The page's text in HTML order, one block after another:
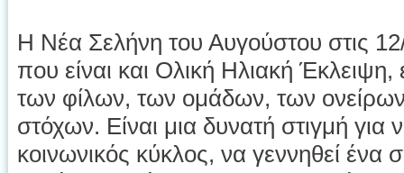
Η Νέα Σελήνη του Αυγούστου στις
που είναι και Ολική Ηλιακή Έκλειψη,
των φίλων, των ομάδων, των
στόχων. Είναι μια δυνατή στιγμή για
κοινωνικός κύκλος, να γεννηθεί ένα